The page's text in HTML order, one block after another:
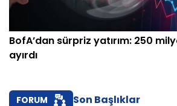
BofA’dan sürpriz yatırım: 250
ayırdı
FORUM Son Başlıklar